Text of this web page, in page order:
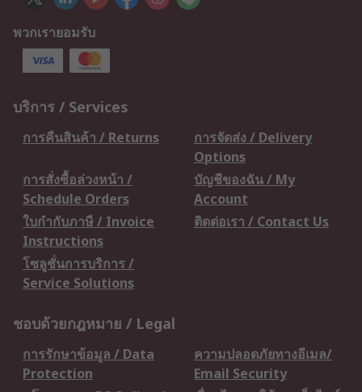
พวกเรายอมรับ
บริการ / Services
การคืนสินค้า / Returns
การจัดส่ง / Delivery
Options
การสั่งซื้อล่วงหน้า /
Schedule Orders
บัญชีของฉัน / My
Account
ใบกำกับภาษี / Invoice
Instructions
ติดต่อเรา / Contact Us
โซลูชั่นการบริการ /
Service Solutions
ชอบด้วยกฎหมาย / Legal
การรักษาข้อมูล / Data
Protection
ความปลอดภัยทางอีเมล/
Email Security